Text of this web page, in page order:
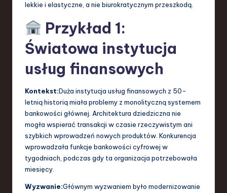
lekkie i elastyczne, a nie biurokratycznym przeszkodą.
Przykład 1:
Światowa instytucja
usług finansowych
Kontekst:Duża instytucja usług finansowych z 50-
letnią historią miała problemy z monolityczną systemem
bankowości głównej. Architektura dziedziczna nie
mogła wspierać transakcji w czasie rzeczywistym ani
szybkich wprowadzeń nowych produktów. Konkurencja
wprowadzała funkcje bankowości cyfrowej w
tygodniach, podczas gdy ta organizacja potrzebowała
miesięcy.
Wyzwanie:Głównym wyzwaniem było modernizowanie